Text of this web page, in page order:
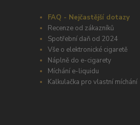
FAQ - Nejčastější dotazy
Recenze od zákazníků
Spotřební daň od 2024
Vše o elektronické cigaretě
Náplně do e-cigarety
Míchání e-liquidu
Kalkulačka pro vlastní míchání